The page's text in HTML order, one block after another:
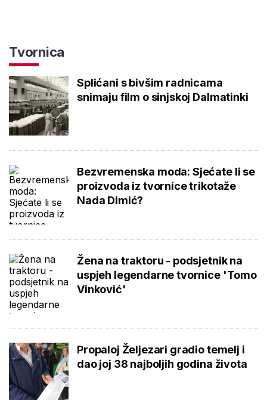
Tvornica
Splićani s bivšim radnicama
snimaju film o sinjskoj Dalmatinki
Bezvremenska moda: Sjećate li se
proizvoda iz tvornice trikotaže
Nada Dimić?
Žena na traktoru - podsjetnik na
uspjeh legendarne tvornice 'Tomo
Vinković'
Propaloj Željezari gradio temelj i
dao joj 38 najboljih godina života